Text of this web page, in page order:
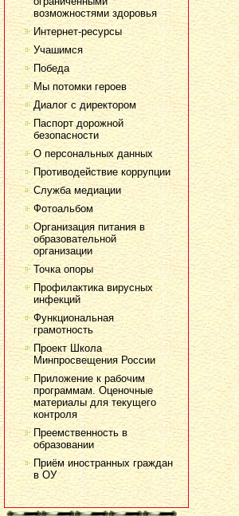
возможностями здоровья
Интернет-ресурсы
Учашимся
Победа
Мы потомки героев
Диалог с директором
Паспорт дорожной
безопасности
О персональных данных
Противодействие коррупции
Служба медиации
Фотоальбом
Организация питания в
образовательной
организации
Точка опоры
Профилактика вирусных
инфекций
Функциональная
грамотность
Проект Школа
Минпросвещения России
Приложение к рабочим
программам. Оценочные
материалы для текущего
контроля
Преемственность в
образовании
Приём иностранных граждан
в ОУ